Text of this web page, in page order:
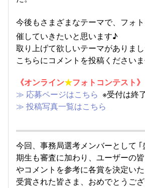
今後もさまざまなテーマで、フォ
催していきたいと思います♪
取り上げて欲しいテーマがありまし
こちらにコメントを投稿ください
《オンライン★フォトコンテスト》
≫ 応募ページはこちら ※受付は終
≫ 投稿写真一覧はこちら
今回、事務局選考メンバーとして ｢
期生も審査に加わり、ユーザーの皆
やコメントを参考に各賞を決定いた
受賞された皆さま、おめでとうご